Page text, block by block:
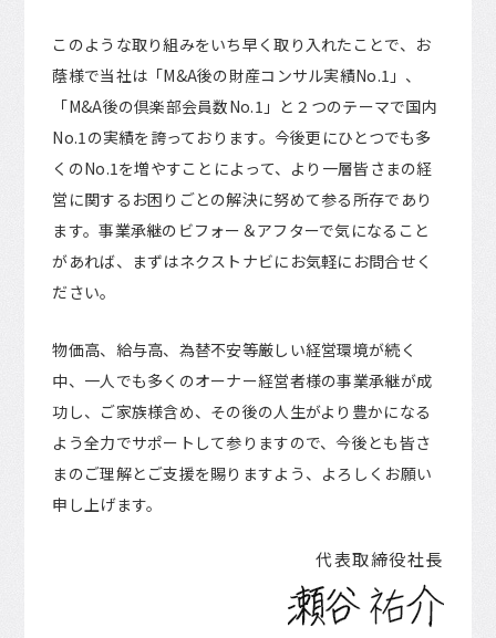
このような取り組みをいち早く取り入れたことで、お
蔭様で当社は「M&A後の財産コンサル実績No.1」、
「M&A後の倶楽部会員数No.1」と２つのテーマで国内
No.1の実績を誇っております。今後更にひとつでも多
くのNo.1を増やすことによって、より一層皆さまの経
営に関するお困りごとの解決に努めて参る所存であり
ます。事業承継のビフォー＆アフターで気になること
があれば、まずはネクストナビにお気軽にお問合せく
ださい。
物価高、給与高、為替不安等厳しい経営環境が続く
中、一人でも多くのオーナー経営者様の事業承継が成
功し、ご家族様含め、その後の人生がより豊かになる
よう全力でサポートして参りますので、今後とも皆さ
まのご理解とご支援を賜りますよう、よろしくお願い
申し上げます。
代表取締役社長